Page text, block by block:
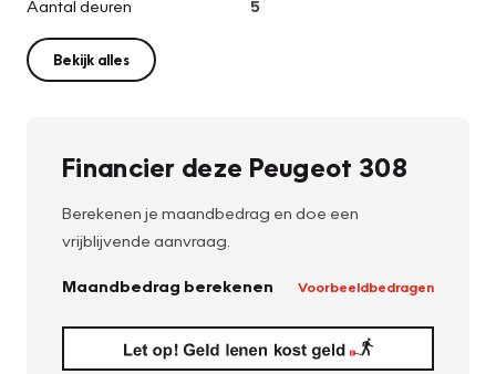
Aantal deuren
5
Bekijk alles
Financier deze Peugeot 308
Berekenen je maandbedrag en doe een
vrijblijvende aanvraag.
Maandbedrag berekenen Voorbeeldbedragen